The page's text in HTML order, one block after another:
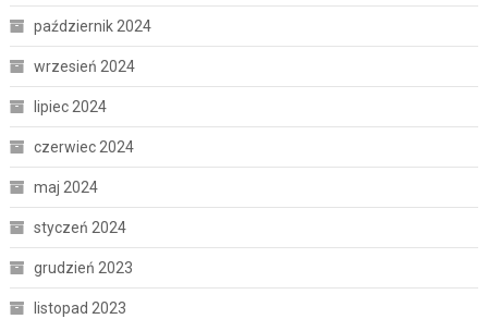
październik 2024
wrzesień 2024
lipiec 2024
czerwiec 2024
maj 2024
styczeń 2024
grudzień 2023
listopad 2023